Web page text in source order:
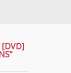
[DVD]